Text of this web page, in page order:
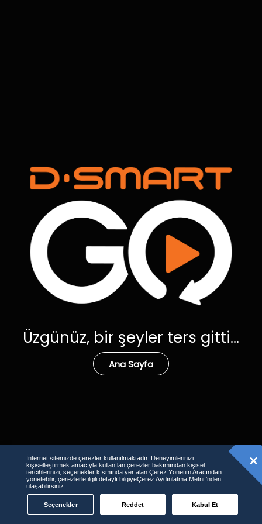
Üzgünüz, bir şeyler ters gitti...
Ana Sayfa
İnternet sitemizde çerezler kullanılmaktadır. Deneyimlerinizi
kişiselleştirmek amacıyla kullanılan çerezler bakımından kişisel
tercihlerinizi, seçenekler kısmında yer alan Çerez Yönetim Aracından
yönetebilir, çerezlerle ilgili detaylı bilgiyeÇerez Aydınlatma Metni’nden
ulaşabilirsiniz.
Seçenekler Reddet Kabul Et